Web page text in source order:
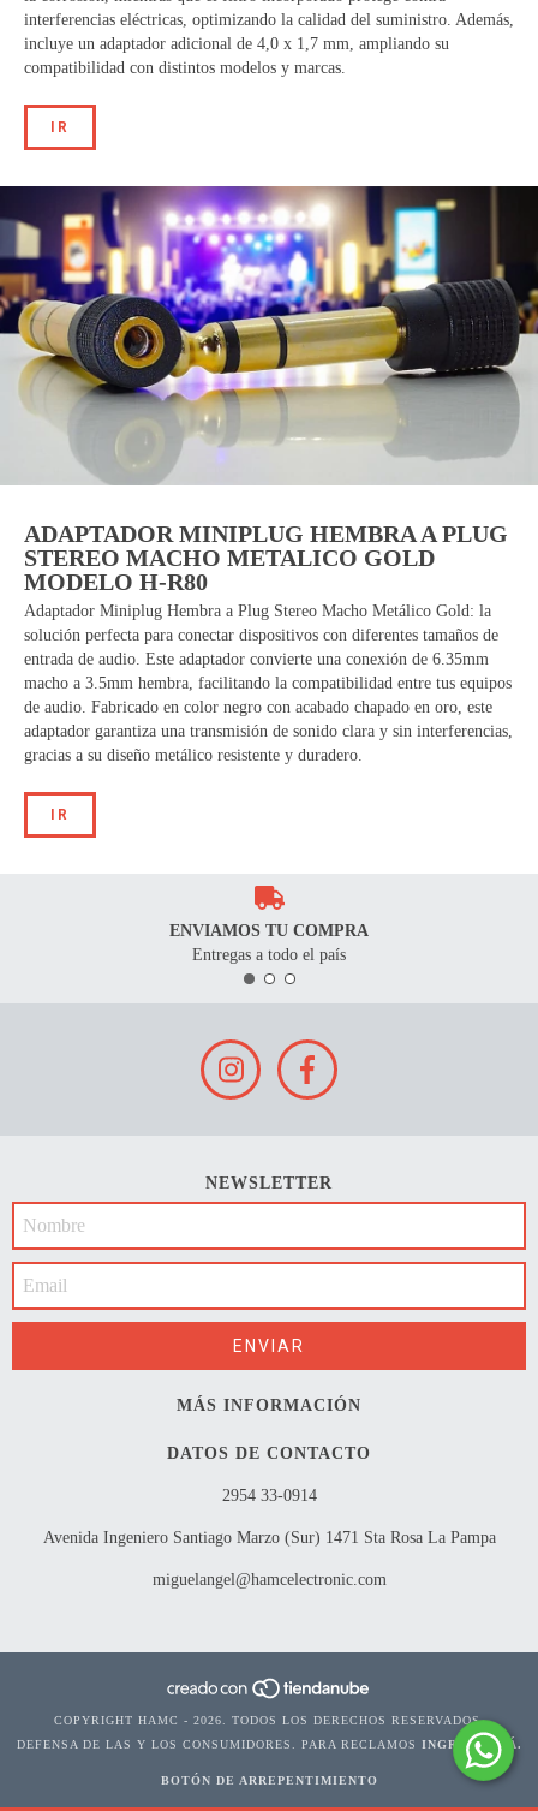
interferencias eléctricas, optimizando la calidad del suministro. Además,
incluye un adaptador adicional de 4,0 x 1,7 mm, ampliando su
compatibilidad con distintos modelos y marcas.
IR
ADAPTADOR MINIPLUG HEMBRA A PLUG
STEREO MACHO METALICO GOLD
MODELO H-R80
Adaptador Miniplug Hembra a Plug Stereo Macho Metálico Gold: la
solución perfecta para conectar dispositivos con diferentes tamaños de
entrada de audio. Este adaptador convierte una conexión de 6.35mm
macho a 3.5mm hembra, facilitando la compatibilidad entre tus equipos
de audio. Fabricado en color negro con acabado chapado en oro, este
adaptador garantiza una transmisión de sonido clara y sin interferencias,
gracias a su diseño metálico resistente y duradero.
IR
ENVIAMOS TU COMPRA
Entregas a todo el país
NEWSLETTER
MÁS INFORMACIÓN
DATOS DE CONTACTO
2954 33-0914
Avenida Ingeniero Santiago Marzo (Sur) 1471 Sta Rosa La Pampa
miguelangel@hamcelectronic.com
COPYRIGHT HAMC - 2026. TODOS LOS DERECHOS RESERVADOS.
DEFENSA DE LAS Y LOS CONSUMIDORES. PARA RECLAMOS INGRESÁ ACÁ.
BOTÓN DE ARREPENTIMIENTO